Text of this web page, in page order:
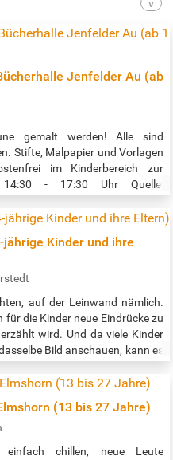
Jenfelder Au (ab
gemalt werden! Alle sind
Stifte, Malpapier und Vorlagen
im Kinderbereich zur
14:30 - 17:30 Uhr Quelle:
Kinder und ihre
auf der Leinwand nämlich.
die Kinder neue Eindrücke zu
wird. Und da viele Kinder
Bild anschauen, kann es
und Entdeckung in der
16:00 Uhr Quelle:…
(13 bis 27 Jahre)
chillen, neue Leute